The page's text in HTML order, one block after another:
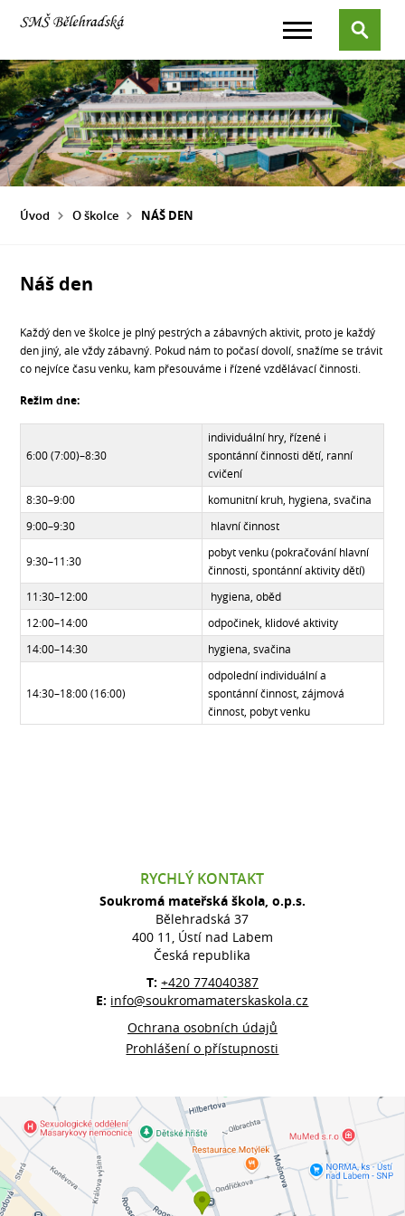
Úvod O školce NÁŠ DEN
Náš den
Každý den ve školce je plný pestrých a zábavných aktivit, proto je každý
den jiný, ale vždy zábavný. Pokud nám to počasí dovolí, snažíme se trávit
co nejvíce času venku, kam přesouváme i řízené vzdělávací činnosti.
Režim dne:
6:00 (7:00)–8:30
individuální hry, řízené i
spontánní činnosti dětí, ranní
cvičení
8:30–9:00
komunitní kruh, hygiena, svačina
9:00–9:30
hlavní činnost
9:30–11:30
pobyt venku (pokračování hlavní
činnosti, spontánní aktivity dětí)
11:30–12:00
hygiena, oběd
12:00–14:00
odpočinek, klidové aktivity
14:00–14:30
hygiena, svačina
14:30–18:00 (16:00)
odpolední individuální a
spontánní činnost, zájmová
činnost, pobyt venku
RYCHLÝ KONTAKT
Soukromá mateřská škola, o.p.s.
Bělehradská 37
400 11, Ústí nad Labem
Česká republika
T: +420 774040387
E: info@soukromamaterskaskola.cz
Ochrana osobních údajů
Prohlášení o přístupnosti